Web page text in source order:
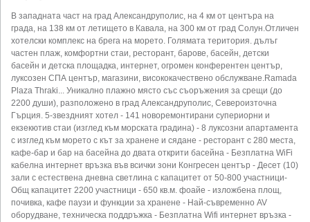
В западната част на град Александруполис, на 4 км от центъра на
града, на 138 км от летището в Кавала, на 300 км от град Солун.Отличен
хотелски комплекс на брега на морето. Голямата територия. дълъг
частен плаж, комфортни стаи, ресторант, барове, басейн, детски
басейн и детска площадка, интернет, огромен конферентен център,
луксозен СПА център, магазини, висококачествено обслужване.Ramada
Plaza Thraki... Уникално плажно място със съоръжения за срещи (до
2200 души), разположено в град Александруполис, Североизточна
Гърция. 5-звездният хотел - 141 новоремонтирани супериорни и
екзекютив стаи (изглед към морската градина) - 8 луксозни апартамента
с изглед към морето с кът за хранене и сядане - ресторант с 280 места,
кафе-бар и бар на басейна до двата открити басейна - Безплатна WiFi
кабелна интернет връзка във всички зони Конгресен център - Десет (10)
зали с естествена дневна светлина с капацитет от 50-800 участници-
Общ капацитет 2200 участници - 650 кв.м. фоайе - изложбена площ,
почивка, кафе паузи и функции за хранене - Най-съвременно AV
оборудване, техническа поддръжка - Безплатна Wifi интернет връзка -